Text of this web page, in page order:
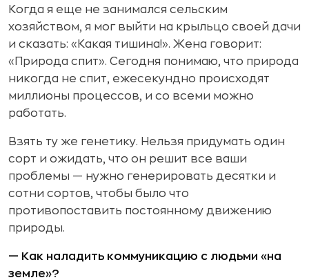
Когда я еще не занимался сельским
хозяйством, я мог выйти на крыльцо своей дачи
и сказать: «Какая тишина!». Жена говорит:
«Природа спит». Сегодня понимаю, что природа
никогда не спит, ежесекундно происходят
миллионы процессов, и со всеми можно
работать.
Взять ту же генетику. Нельзя придумать один
сорт и ожидать, что он решит все ваши
проблемы — нужно генерировать десятки и
сотни сортов, чтобы было что
противопоставить постоянному движению
природы.
— Как наладить коммуникацию с людьми «на
земле»?